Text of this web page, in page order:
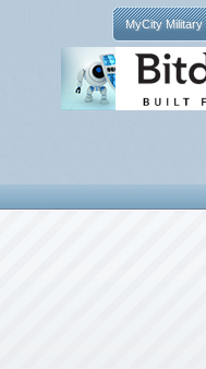
MyCity Military